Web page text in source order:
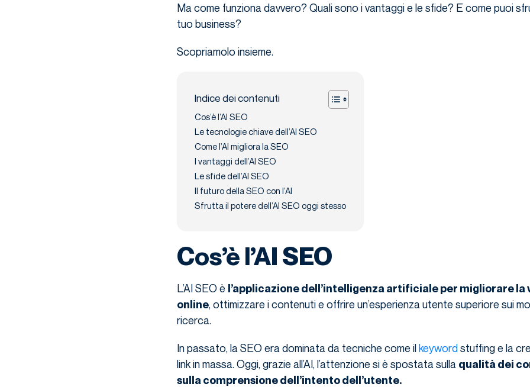
Ma come funziona davvero? Quali sono i vantaggi e le sfide? E come puoi
tuo business?
Scopriamolo insieme.
Indice dei contenuti
Cos’è l’AI SEO
Le tecnologie chiave dell’AI SEO
Come l’AI migliora la SEO
I vantaggi dell’AI SEO
Le sfide dell’AI SEO
Il futuro della SEO con l’AI
Sfrutta il potere dell’AI SEO oggi stesso
Cos’è l’AI SEO
L’AI SEO è l’applicazione dell’intelligenza artificiale per migliorare la
online, ottimizzare i contenuti e offrire un’esperienza utente superiore sui
ricerca.
In passato, la SEO era dominata da tecniche come ilkeywordstuffing e la
link in massa. Oggi, grazie all’AI, l’attenzione si è spostata sulla qualità dei
sulla comprensione dell’intento dell’utente.